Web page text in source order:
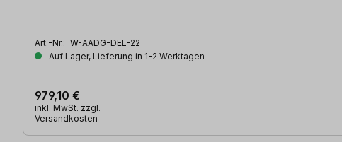
Art.-Nr.: W-AADG-DEL-22
Auf Lager, Lieferung in 1-2 Werktagen
979,10 €
inkl. MwSt. zzgl.
Versandkosten